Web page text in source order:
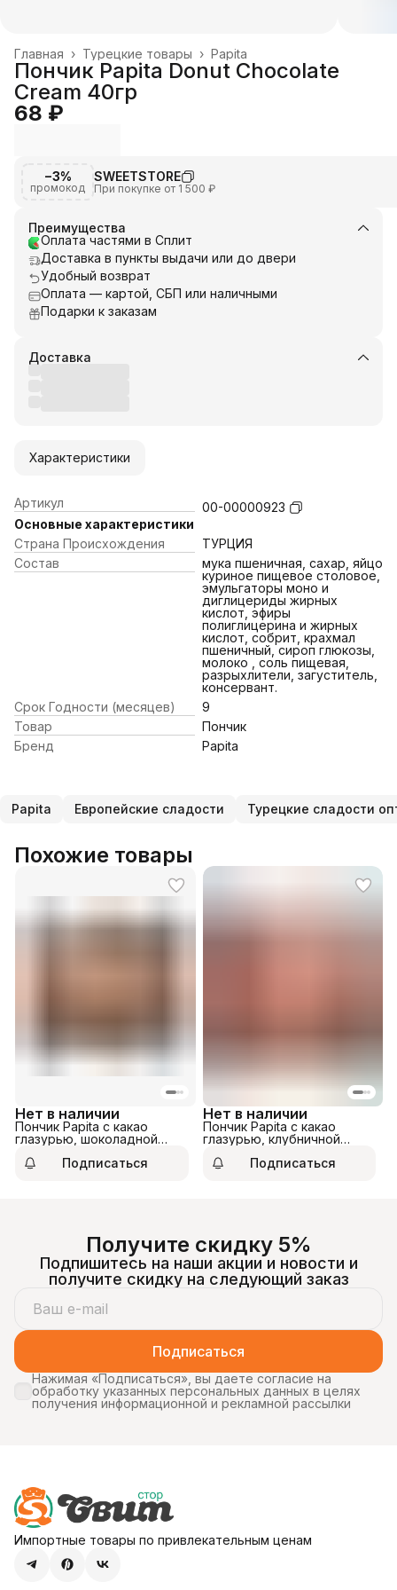
Papita
Турецкие товары ›
Главная ›
Пончик Papita Donut Chocolate
Cream 40гр
68 ₽
−3%
промокод
SWEETSTORE
При покупке от 1 500 ₽
Преимущества
Оплата частями в Сплит
Доставка в пункты выдачи или до двери
Удобный возврат
Оплата — картой, СБП или наличными
Подарки к заказам
Доставка
Характеристики
Артикул
00-00000923
Основные характеристики
Страна Происхождения
ТУРЦИЯ
Состав
мука пшеничная, сахар, яйцо
куриное пищевое столовое,
эмульгаторы моно и
диглицериды жирных
кислот, эфиры
полиглицерина и жирных
кислот, собрит, крахмал
пшеничный, сироп глюкозы,
молоко , соль пищевая,
разрыхлители, загуститель,
консервант.
Срок Годности (месяцев)
9
Товар
Пончик
Бренд
Papita
Papita Европейские сладости Турецкие сладости
Похожие товары
Нет в наличии
Пончик Papita с какао
глазурью, шоколадной
160гр
Подписаться
Нет в наличии
Пончик Papita с какао
глазурью, клубничной
160гр
Подписаться
Получите скидку 5%
Подпишитесь на наши акции и новости и
получите скидку на следующий заказ
Подписаться
Нажимая «Подписаться», вы даете согласие на
обработку указанных персональных данных в целях
получения информационной и рекламной рассылки
Импортные товары по привлекательным ценам